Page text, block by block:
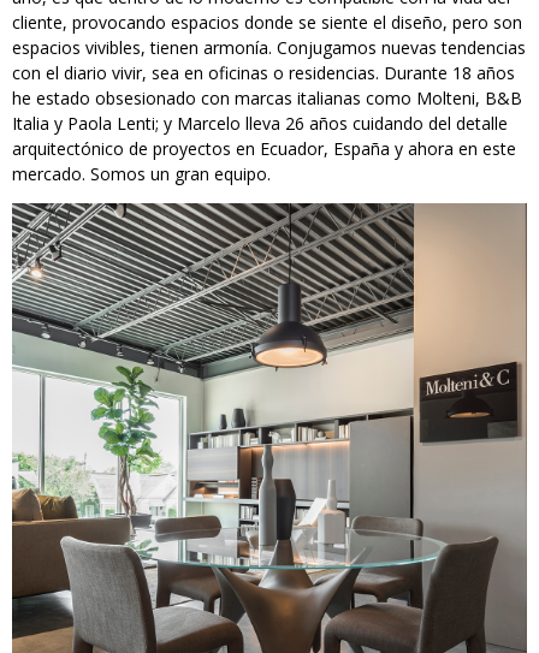
cliente, provocando espacios donde se siente el diseño, pero son
espacios vivibles, tienen armonía. Conjugamos nuevas tendencias
con el diario vivir, sea en oficinas o residencias. Durante 18 años
he estado obsesionado con marcas italianas como Molteni, B&B
Italia y Paola Lenti; y Marcelo lleva 26 años cuidando del detalle
arquitectónico de proyectos en Ecuador, España y ahora en este
mercado. Somos un gran equipo.